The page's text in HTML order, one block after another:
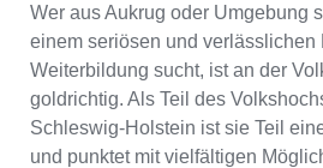
Top-Kurse an der
Online-Kurse – Alternative
Kurs an der VHS
Top-Kurse an der
Weiterbildung in Aukrug
Wer aus Aukrug oder Umgebung
einem seriösen und verlässlichen
Weiterbildung sucht, ist an der
goldrichtig. Als Teil des
Schleswig-Holstein ist sie Teil
und punktet mit vielfältigen